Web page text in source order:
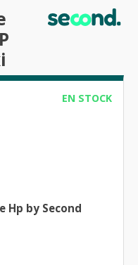
EN STOCK
Hp by Second